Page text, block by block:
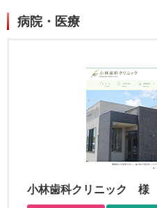
病院・医療
小林歯科クリニック 様